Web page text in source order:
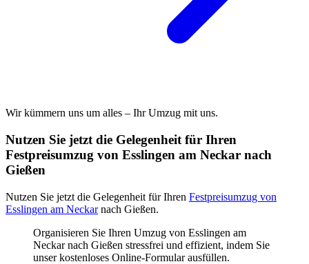
Wir kümmern uns um alles – Ihr Umzug mit uns.
Nutzen Sie jetzt die Gelegenheit für Ihren
Festpreisumzug von Esslingen am Neckar nach
Gießen
Nutzen Sie jetzt die Gelegenheit für Ihren Festpreisumzug von
Esslingen am Neckarnach Gießen.
Organisieren Sie Ihren Umzug von Esslingen am
Neckar nach Gießen stressfrei und effizient, indem Sie
unser kostenloses Online-Formular ausfüllen.